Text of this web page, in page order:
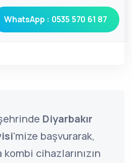
WhatsApp : 0535 570 61 87
Diyarbakır
'mize başvurarak,
kombi cihazlarınızın